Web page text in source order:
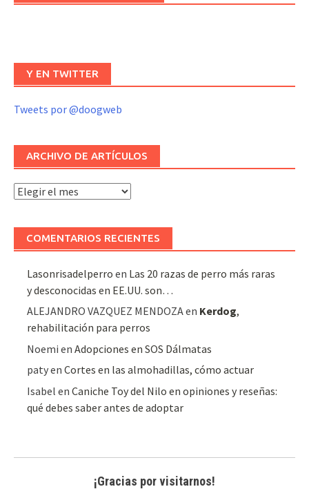
Y EN TWITTER
Tweets por @doogweb
ARCHIVO DE ARTÍCULOS
Archivo
COMENTARIOS RECIENTES
Lasonrisadelperro en Las 20 razas de perro más raras
y desconocidas en EE.UU. son…
ALEJANDRO VAZQUEZ MENDOZAen Kerdog,
rehabilitación para perros
Noemi enAdopciones en SOS Dálmatas
patyenCortes en las almohadillas, cómo actuar
Isabel enCaniche Toy del Nilo en opiniones y reseñas:
qué debes saber antes de adoptar
¡Gracias por visitarnos!